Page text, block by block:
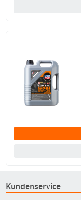
Kundenservice